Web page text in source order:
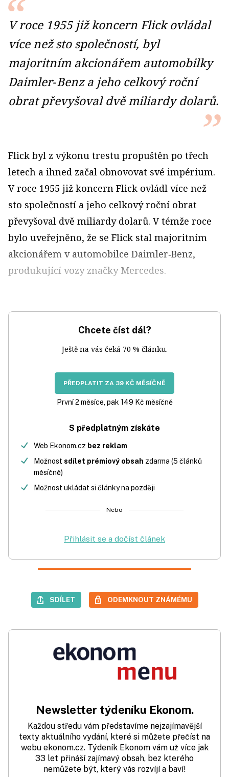
V roce 1955 již koncern Flick ovládal
více než sto společností, byl
majoritním akcionářem automobilky
Daimler‑Benz a jeho celkový roční
obrat převyšoval dvě miliardy dolarů.
Flick byl z výkonu trestu propuštěn po třech
letech a ihned začal obnovovat své impérium.
V roce 1955 již koncern Flick ovládl více než
sto společností a jeho celkový roční obrat
převyšoval dvě miliardy dolarů. V témže roce
bylo uveřejněno, že se Flick stal majoritním
akcionářem v automobilce Daimler‑Benz,
produkující vozy značky Mercedes.
Chcete číst dál?
Ještě na vás čeká 70 % článku.
PŘEDPLATIT ZA 39 KČ MĚSÍČNĚ
První 2 měsíce, pak 149 Kč měsíčně
S předplatným získáte
Web Ekonom.cz bez reklam
Možnost sdílet prémiový obsah zdarma (5 článků
měsíčně)
Možnost ukládat si články na později
Nebo
Přihlásit se a dočíst článek
SDÍLET ODEMKNOUT ZNÁMÉMU
Newsletter týdeníku Ekonom.
Každou středu vám představíme nejzajímavější
texty aktuálního vydání, které si můžete přečíst na
webu ekonom.cz. Týdeník Ekonom vám už více jak
33 let přináší zajímavý obsah, bez kterého
nemůžete být, který vás rozvíjí a baví!